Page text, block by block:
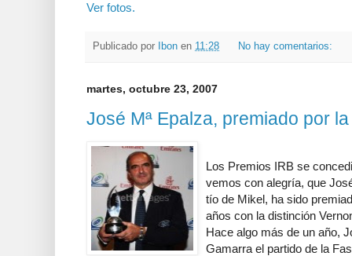
Ver fotos.
Publicado por Ibon en 11:28 No hay comentarios:
martes, octubre 23, 2007
José Mª Epalza, premiado por
Los Premios IRB se
vemos con alegría, que
tío de Mikel, ha sido
años con la distinción
Hace algo más de un año,
Gamarra el partido de la